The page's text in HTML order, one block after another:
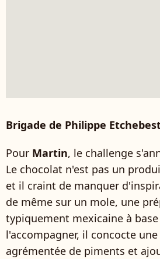
Brigade de Philippe
Pour Martin, le challenge
Le chocolat n'est pas un
et il craint de manquer
de même sur un mole, une
typiquement mexicaine à
l'accompagner, il concocte
agrémentée de piments et